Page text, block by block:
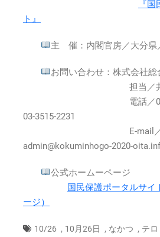
は 『
ト』
主 催：内閣官房／大分県
お問い合わせ：株式会社
担当／井手、
電話／03-3515-
03-3515-2231
E-mail
admin@kokuminhogo-2020-
公式ホームーページ
国民保護ポータルサイ
ージ）
10/26 , 10月26日 , なかつ , テロ